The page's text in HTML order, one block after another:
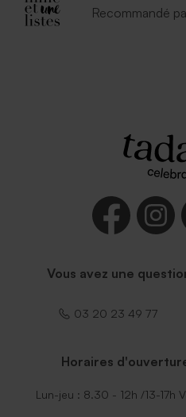
Recommandé
Vous avez une
03 20 23 49 77
Horaires
Lun-jeu : 8.30 - 12h /13-17h